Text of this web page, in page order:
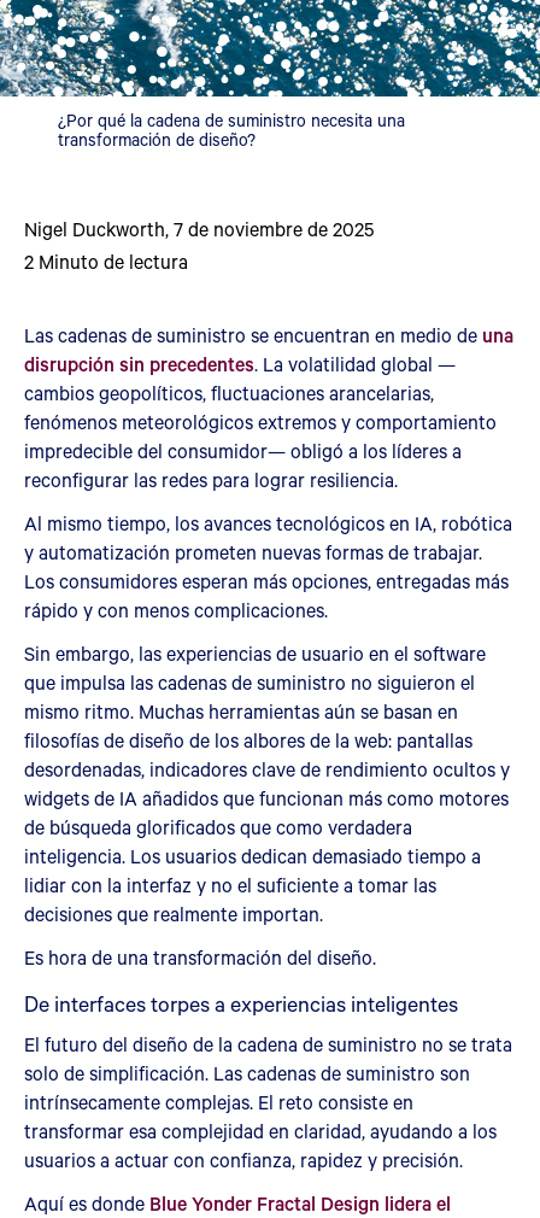
¿Por qué la cadena de suministro necesita una
transformación de diseño?
Nigel Duckworth,7 de noviembre de 2025
2 Minuto de lectura
Las cadenas de suministro se encuentran en medio de una
disrupción sin precedentes. La volatilidad global —
cambios geopolíticos, fluctuaciones arancelarias,
fenómenos meteorológicos extremos y comportamiento
impredecible del consumidor— obligó a los líderes a
reconfigurar las redes para lograr resiliencia.
Al mismo tiempo, los avances tecnológicos en IA, robótica
y automatización prometen nuevas formas de trabajar.
Los consumidores esperan más opciones, entregadas más
rápido y con menos complicaciones.
Sin embargo, las experiencias de usuario en el software
que impulsa las cadenas de suministro no siguieron el
mismo ritmo. Muchas herramientas aún se basan en
filosofías de diseño de los albores de la web: pantallas
desordenadas, indicadores clave de rendimiento ocultos y
widgets de IA añadidos que funcionan más como motores
de búsqueda glorificados que como verdadera
inteligencia. Los usuarios dedican demasiado tiempo a
lidiar con la interfaz y no el suficiente a tomar las
decisiones que realmente importan.
Es hora de una transformación del diseño.
De interfaces torpes a experiencias inteligentes
El futuro del diseño de la cadena de suministro no se trata
solo de simplificación. Las cadenas de suministro son
intrínsecamente complejas. El reto consiste en
transformar esa complejidad en claridad, ayudando a los
usuarios a actuar con confianza, rapidez y precisión.
Aquí es donde Blue Yonder Fractal Design lidera el